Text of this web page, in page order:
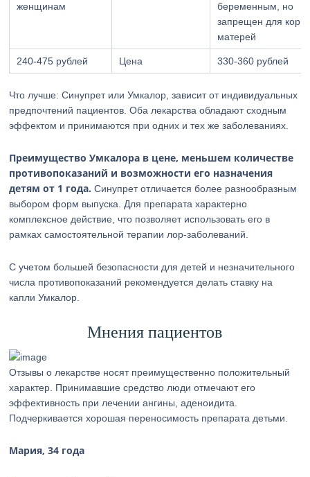
женщинам
беременным, но
запрещен для
матерей
240-475 рублей Цена 330-360 рублей
Что лучше: Синупрет или Умкалор, зависит от индивидуальных
предпочтений пациентов. Оба лекарства обладают сходным
эффектом и принимаются при одних и тех же заболеваниях.
Преимущество Умкалора в цене, меньшем количестве
противопоказаний и возможности его назначения
детям от 1 года. Синупрет отличается более разнообразным
выбором форм выпуска. Для препарата характерно
комплексное действие, что позволяет использовать его в
рамках самостоятельной терапии лор-заболеваний.
С учетом большей безопасности для детей и незначительного
числа противопоказаний рекомендуется делать ставку на
капли Умкалор.
Мнения пациентов
Отзывы о лекарстве носят преимущественно положительный
характер. Принимавшие средство люди отмечают его
эффективность при лечении ангины, аденоидита.
Подчеркивается хорошая переносимость препарата детьми.
Мария, 34 года